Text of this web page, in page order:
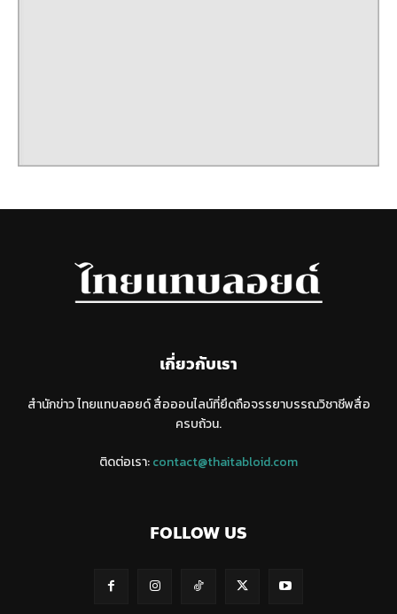
เกี่ยวกับเรา
สำนักข่าว ไทยแทบลอยด์ สื่อออนไลน์ที่ยึดถือจรรยาบรรณวิชาชีพสื่อ
ครบถ้วน.
ติดต่อเรา:contact@thaitabloid.com
FOLLOW US